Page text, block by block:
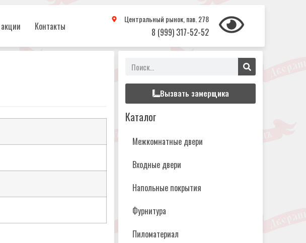
Контакты
Центральный рынок, пав. 278
8 (999) 317-52-52
Вызвать замерщика
Каталог
Межкомнатные двери
Входные двери
Напольные покрытия
Фурнитура
Пиломатериал